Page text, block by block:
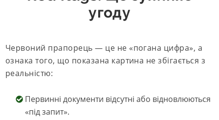
угоду
Червоний прапорець — це не «погана цифра», а
ознака того, що показана картина не збігається з
реальністю:
Первинні документи відсутні або відновлюються
«під запит».